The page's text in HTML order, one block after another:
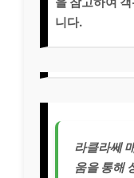
니다.
라클라쎄
움을 통해